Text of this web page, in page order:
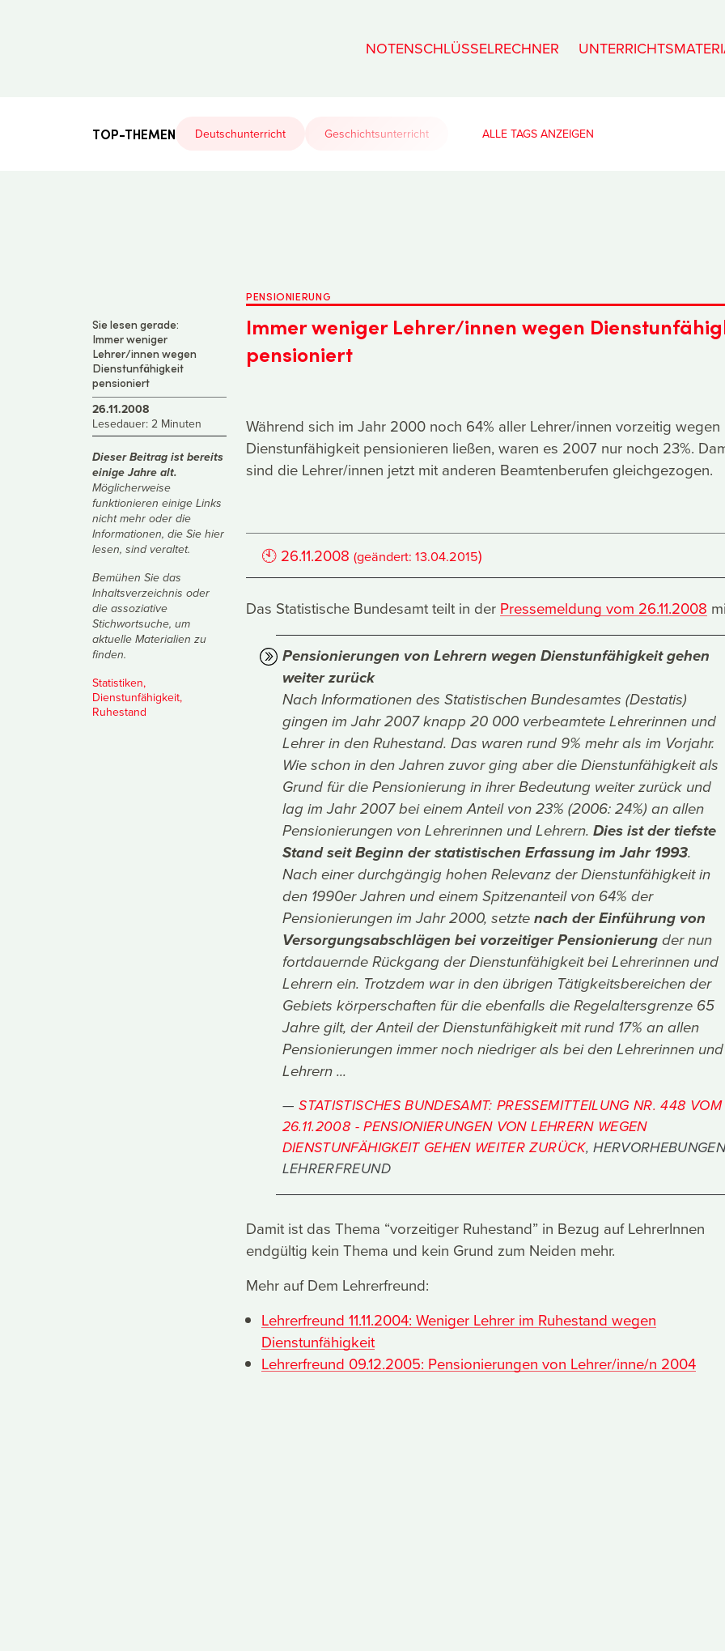
NOTENSCHLÜSSELRECHNER
TOP-THEMEN Deutschunterricht Geschichtsunterricht ALLE TAGS
Sie lesen gerade:
Immer weniger
Lehrer/innen wegen
Dienstunfähigkeit
pensioniert
26.11.2008
Lesedauer: 2 Minuten
Dieser Beitrag ist bereits
einige Jahre alt.
Möglicherweise
funktionieren einige Links
nicht mehr oder die
Informationen, die Sie hier
lesen, sind veraltet.
Bemühen Sie das
Inhaltsverzeichnis oder
die assoziative
Stichwortsuche, um
aktuelle Materialien zu
finden.
Statistiken,
Dienstunfähigkeit,
Ruhestand
PENSIONIERUNG
Immer weniger Lehrer/innen wegen
pensioniert
Während sich im Jahr 2000 noch 64% aller Lehrer/innen vorzeitig wegen
Dienstunfähigkeit pensionieren ließen, waren es 2007 nur noch 23%.
sind die Lehrer/innen jetzt mit anderen Beamtenberufen gleichgezogen.
🕙 26.11.2008 (geändert:13.04.2015)
Das Statistische Bundesamt teilt in der Pressemeldung vom 26.11.2008
Pensionierungen von Lehrern wegen Dienstunfähigkeit gehen
weiter zurück
Nach Informationen des Statistischen Bundesamtes (Destatis)
gingen im Jahr 2007 knapp 20 000 verbeamtete Lehrerinnen und
Lehrer in den Ruhestand. Das waren rund 9% mehr als im Vorjahr.
Wie schon in den Jahren zuvor ging aber die Dienstunfähigkeit als
Grund für die Pensionierung in ihrer Bedeutung weiter zurück und
lag im Jahr 2007 bei einem Anteil von 23% (2006: 24%) an allen
Pensionierungen von Lehrerinnen und Lehrern. Dies ist der tiefste
Stand seit Beginn der statistischen Erfassung im Jahr 1993.
Nach einer durchgängig hohen Relevanz der Dienstunfähigkeit in
den 1990er Jahren und einem Spitzenanteil von 64% der
Pensionierungen im Jahr 2000, setzte nach der Einführung von
Versorgungsabschlägen bei vorzeitiger Pensionierungder nun
fortdauernde Rückgang der Dienstunfähigkeit bei Lehrerinnen und
Lehrern ein. Trotzdem war in den übrigen Tätigkeitsbereichen der
Gebiets körperschaften für die ebenfalls die Regelaltersgrenze 65
Jahre gilt, der Anteil der Dienstunfähigkeit mit rund 17% an allen
Pensionierungen immer noch niedriger als bei den Lehrerinnen und
Lehrern ...
STATISTISCHES BUNDESAMT: PRESSEMITTEILUNG NR. 448 VOM
26.11.2008 - PENSIONIERUNGEN VON LEHRERN WEGEN
DIENSTUNFÄHIGKEIT GEHEN WEITER ZURÜCK,
LEHRERFREUND
Damit ist das Thema “vorzeitiger Ruhestand” in Bezug auf LehrerInnen
endgültig kein Thema und kein Grund zum Neiden mehr.
Mehr auf Dem Lehrerfreund:
Lehrerfreund 11.11.2004: Weniger Lehrer im Ruhestand wegen
Dienstunfähigkeit
Lehrerfreund 09.12.2005: Pensionierungen von Lehrer/inne/n 2004